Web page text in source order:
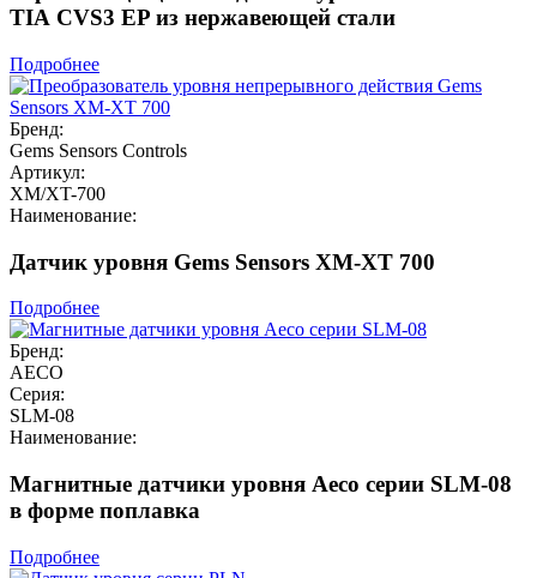
TIA CVS3 EP из нержавеющей стали
Подробнее
Бренд:
Gems Sensors Controls
Артикул:
XM/XT-700
Наименование:
Датчик уровня Gems Sensors XM-XT 700
Подробнее
Бренд:
AECO
Серия:
SLM-08
Наименование:
Магнитные датчики уровня Aeco серии SLM-08
в форме поплавка
Подробнее